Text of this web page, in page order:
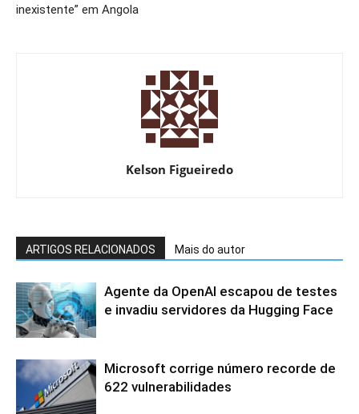
inexistente” em Angola
Kelson Figueiredo
ARTIGOS RELACIONADOS Mais do autor
Agente da OpenAI escapou de testes
e invadiu servidores da Hugging Face
Microsoft corrige número recorde de
622 vulnerabilidades